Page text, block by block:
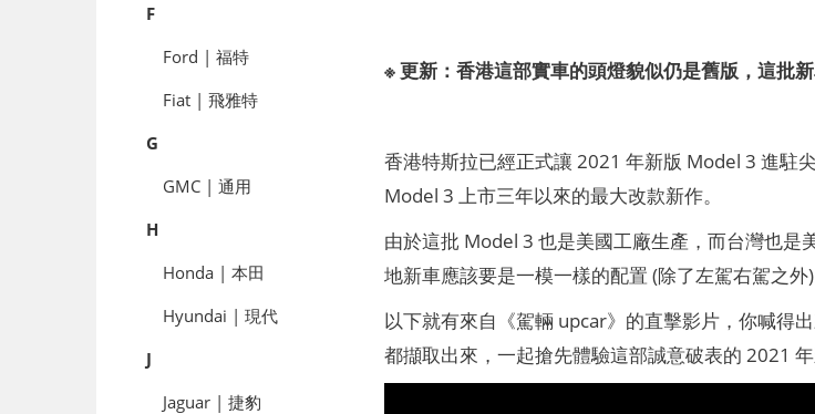
F
Ford | 福特
Fiat | 飛雅特
G
GMC | 通用
H
Honda | 本田
Hyundai | 現代
J
Jaguar | 捷豹
※ 更新：香港這部實車的頭燈貌似仍是舊版，這批
香港特斯拉已經正式讓 2021 年新版 Model 3 進駐
Model 3 上市三年以來的最大改款新作。
由於這批 Model 3 也是美國工廠生產，而台灣也
地新車應該要是一模一樣的配置 (除了左駕右駕之外)
以下就有來自《駕輛 upcar》的直擊影片，你喊得
都擷取出來，一起搶先體驗這部誠意破表的 2021